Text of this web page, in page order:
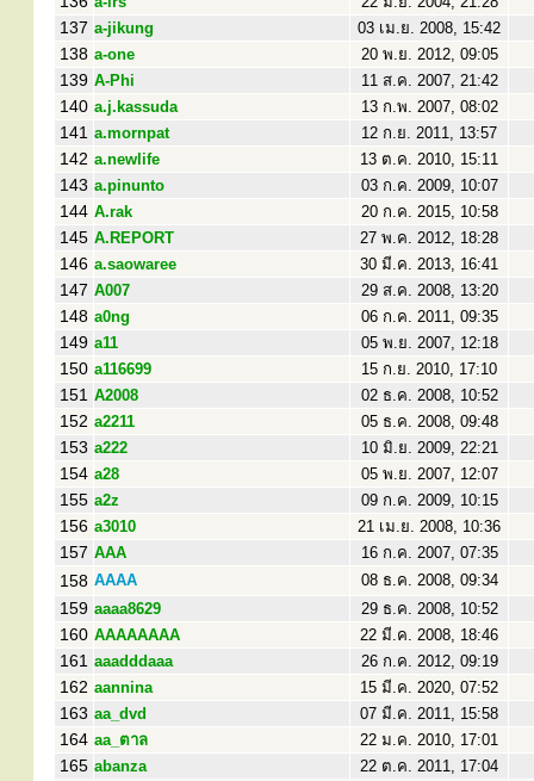
137 a-jikung 03 เม.ย. 2008, 15:42
138 a-one 20 พ.ย. 2012, 09:05
139 A-Phi 11 ส.ค. 2007, 21:42
140 a.j.kassuda 13 ก.พ. 2007, 08:02
141 a.mornpat 12 ก.ย. 2011, 13:57
142 a.newlife 13 ต.ค. 2010, 15:11
143 a.pinunto 03 ก.ค. 2009, 10:07
144 A.rak 20 ก.ค. 2015, 10:58
145 A.REPORT 27 พ.ค. 2012, 18:28
146 a.saowaree 30 มี.ค. 2013, 16:41
147 A007 29 ส.ค. 2008, 13:20
148 a0ng 06 ก.ค. 2011, 09:35
149 a11 05 พ.ย. 2007, 12:18
150 a116699 15 ก.ย. 2010, 17:10
151 A2008 02 ธ.ค. 2008, 10:52
152 a2211 05 ธ.ค. 2008, 09:48
153 a222 10 มิ.ย. 2009, 22:21
154 a28 05 พ.ย. 2007, 12:07
155 a2z 09 ก.ค. 2009, 10:15
156 a3010 21 เม.ย. 2008, 10:36
157 AAA 16 ก.ค. 2007, 07:35
158 AAAA 08 ธ.ค. 2008, 09:34
159 aaaa8629 29 ธ.ค. 2008, 10:52
160 AAAAAAAA 22 มี.ค. 2008, 18:46
161 aaadddaaa 26 ก.ค. 2012, 09:19
162 aannina 15 มี.ค. 2020, 07:52
163 aa_dvd 07 มี.ค. 2011, 15:58
164 aa_ตาล 22 ม.ค. 2010, 17:01
165 abanza 22 ต.ค. 2011, 17:04